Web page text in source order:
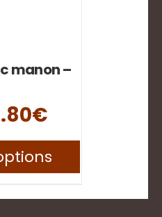
manon –
€